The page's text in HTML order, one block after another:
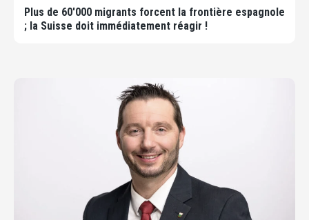
Plus de 60'000 migrants forcent la frontière espagnole
; la Suisse doit immédiatement réagir !